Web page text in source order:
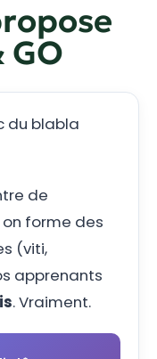
GO
du blabla
de
on forme des
(viti,
apprenants
. Vraiment.